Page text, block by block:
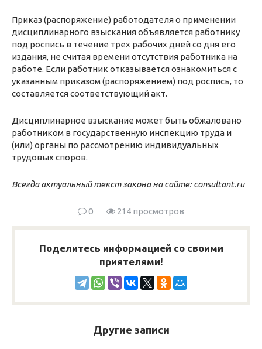
Приказ (распоряжение) работодателя о применении
дисциплинарного взыскания объявляется работнику
под роспись в течение трех рабочих дней со дня его
издания, не считая времени отсутствия работника на
работе. Если работник отказывается ознакомиться с
указанным приказом (распоряжением) под роспись, то
составляется соответствующий акт.
Дисциплинарное взыскание может быть обжаловано
работником в государственную инспекцию труда и
(или) органы по рассмотрению индивидуальных
трудовых споров.
Всегда актуальный текст закона на сайте:consultant.ru
0 214 просмотров
Поделитесь информацией со своими
приятелями!
Другие записи